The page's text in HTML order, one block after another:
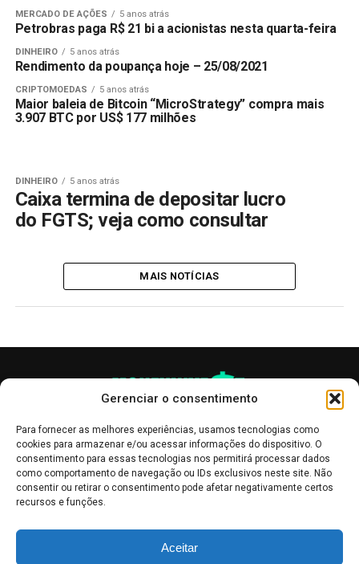
Gerenciar o consentimento
Para fornecer as melhores experiências, usamos tecnologias como
cookies para armazenar e/ou acessar informações do dispositivo. O
consentimento para essas tecnologias nos permitirá processar dados
como comportamento de navegação ou IDs exclusivos neste site. Não
consentir ou retirar o consentimento pode afetar negativamente certos
recursos e funções.
Aceitar
MERCADO DE AÇÕES 5 anos atrás
Petrobras paga R$ 21 bi a acionistas nesta quarta-feira
DINHEIRO 5 anos atrás
Rendimento da poupança hoje – 25/08/2021
CRIPTOMOEDAS 5 anos atrás
Maior baleia de Bitcoin “MicroStrategy” compra mais
3.907 BTC por US$ 177 milhões
DINHEIRO 5 anos atrás
Caixa termina de depositar lucro
do FGTS; veja como consultar
MAIS NOTÍCIAS
informativo, servindo como boletins de divulgação, e não devem ser